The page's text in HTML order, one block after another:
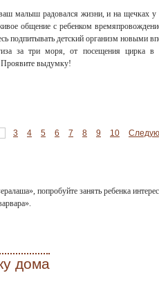
малыш радовался жизни, и на щечках у
общение с ребенком
подпитывать детский организм новыми
за три моря, от посещения цирка в
Проявите выдумку!
3 4 5 6 7 8 9 10
попробуйте занять ребенка
дома